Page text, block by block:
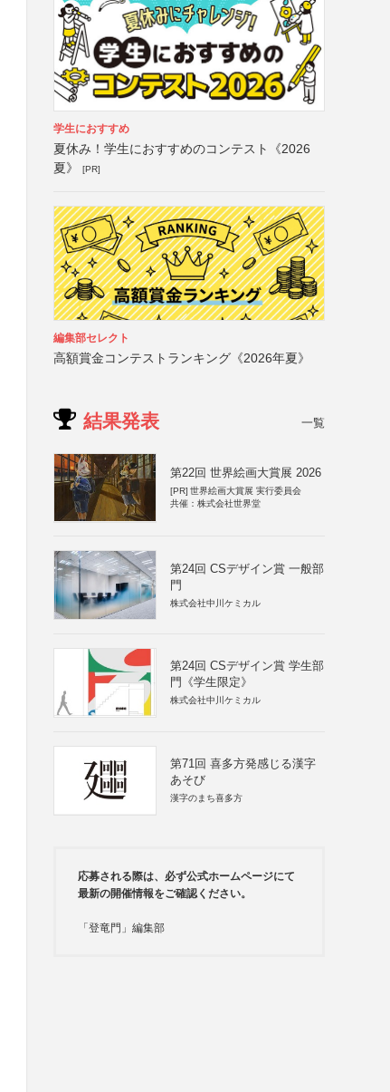
学生におすすめ
夏休み！学生におすすめのコンテスト《2026
夏》
[PR]
編集部セレクト
高額賞金コンテストランキング《2026年夏》
結果発表 一覧
第22回 世界絵画大賞展 2026
[PR] 世界絵画大賞展 実行委員会
共催：株式会社世界堂
第24回 CSデザイン賞 一般部
門
株式会社中川ケミカル
第24回 CSデザイン賞 学生部
門《学生限定》
株式会社中川ケミカル
第71回 喜多方発感じる漢字
あそび
漢字のまち喜多方
応募される際は、必ず公式ホームページにて
最新の開催情報をご確認ください。
「登竜門」編集部